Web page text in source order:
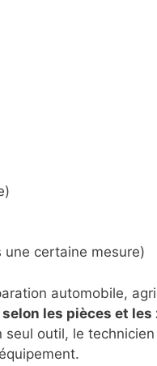
certaine mesure)
automobile,
les pièces et les
seul outil, le